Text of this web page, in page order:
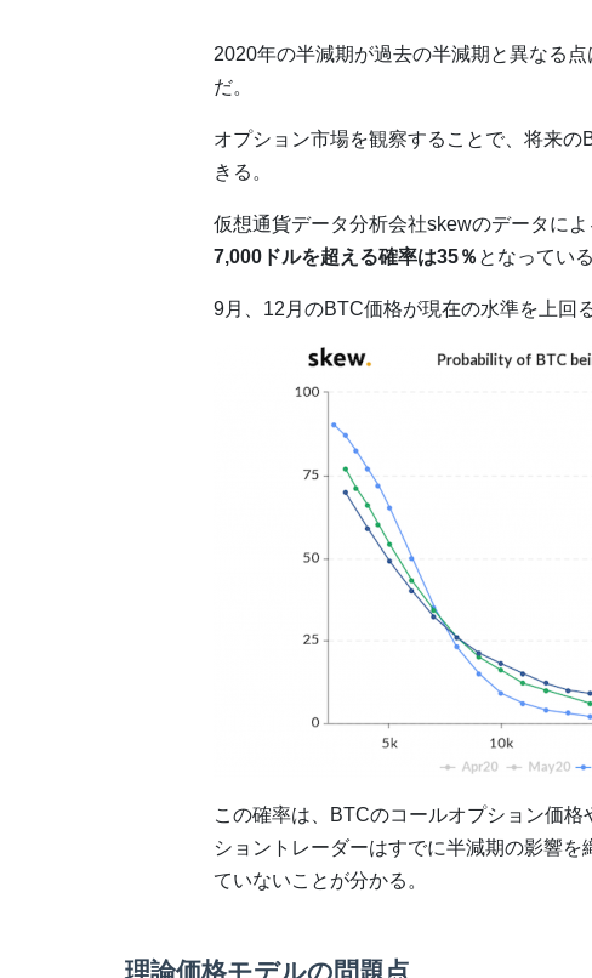
2020年の半減期が過去の半減期と異なる
だ。
オプション市場を観察することで、将来
きる。
仮想通貨データ分析会社skewのデータによ
7,000ドルを超える確率は35％ となっている
9月、12月のBTC価格が現在の水準を上回
この確率は、BTCのコールオプション価
ショントレーダーはすでに半減期の影響
ていないことが分かる。
理論価格モデルの問題点